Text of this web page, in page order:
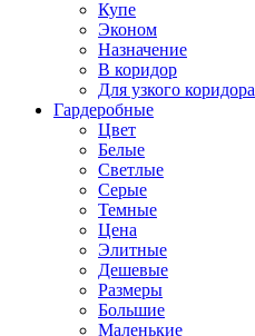
Купе
Эконом
Назначение
В коридор
Для узкого коридора
Гардеробные
Цвет
Белые
Светлые
Серые
Темные
Цена
Элитные
Дешевые
Размеры
Большие
Маленькие